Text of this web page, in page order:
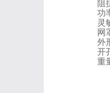
阻
功
灵
网
外
开
重